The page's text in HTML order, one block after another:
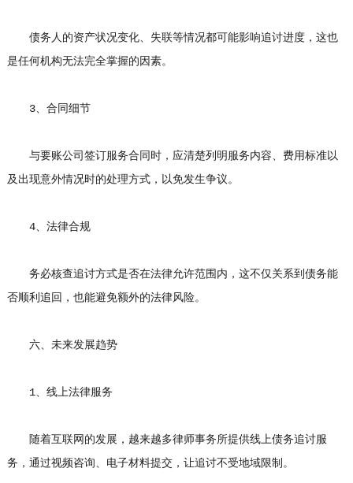
债务人的资产状况变化、失联等情况都可能影响追讨进度，这也
是任何机构无法完全掌握的因素。
3、合同细节
与要账公司签订服务合同时，应清楚列明服务内容、费用标准以
及出现意外情况时的处理方式，以免发生争议。
4、法律合规
务必核查追讨方式是否在法律允许范围内，这不仅关系到债务能
否顺利追回，也能避免额外的法律风险。
六、未来发展趋势
1、线上法律服务
随着互联网的发展，越来越多律师事务所提供线上债务追讨服
务，通过视频咨询、电子材料提交，让追讨不受地域限制。